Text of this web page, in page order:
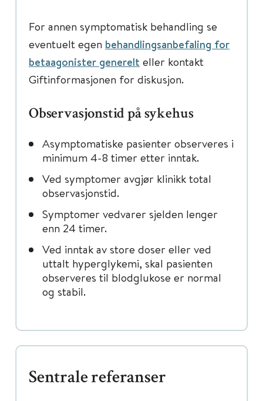
For annen symptomatisk behandling se
eventuelt egen behandlingsanbefaling for
betaagonister generelt eller kontakt
Giftinformasjonen for diskusjon.
Observasjonstid på sykehus
Asymptomatiske pasienter observeres i
minimum 4-8 timer etter inntak.
Ved symptomer avgjør klinikk total
observasjonstid.
Symptomer vedvarer sjelden lenger
enn 24 timer.
Ved inntak av store doser eller ved
uttalt hyperglykemi, skal pasienten
observeres til blodglukose er normal
og stabil.
Sentrale referanser